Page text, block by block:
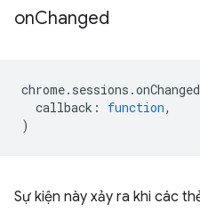
onChanged
chrome. sessions .onChanged
callback : function,
)
Sự kiện này xảy ra khi các